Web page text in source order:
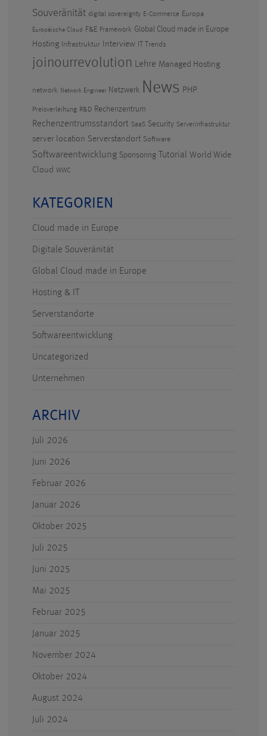
Souveränität digital sovereignty E-Commerce Europa
Europäische Cloud F&E Framework Global Cloud made in Europe
Hosting Infrastruktur Interview IT Trends
joinourrevolution Lehre Managed Hosting
network Network Engineer Netzwerk News PHP
Preisverleihung R&D Rechenzentrum
Rechenzentrumsstandort SaaS Security Serverinfrastruktur
server location Serverstandort Software
Softwareentwicklung Sponsoring Tutorial World Wide
Cloud WWC
KATEGORIEN
Cloud made in Europe
Digitale Souveränität
Global Cloud made in Europe
Hosting & IT
Serverstandorte
Softwareentwicklung
Uncategorized
Unternehmen
ARCHIV
Juli 2026
Juni 2026
Februar 2026
Januar 2026
Oktober 2025
Juli 2025
Juni 2025
Mai 2025
Februar 2025
Januar 2025
November 2024
Oktober 2024
August 2024
Juli 2024